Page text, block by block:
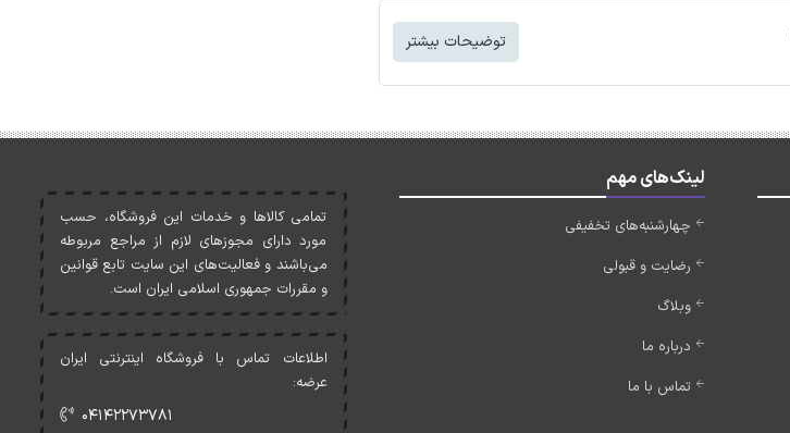
توضیحات بیشتر
لینک‌های مهم
چهارشنبه‌های تخفیفی
رضایت و قبولی
وبلاگ
درباره ما
تماس با ما
تمامی کالاها و خدمات اين فروشگاه، حسب
مورد دارای مجوزهای لازم از مراجع مربوطه
می‌باشند و فعاليت‌های اين سايت تابع قوانين
و مقررات جمهوری اسلامی ايران است.
اطلاعات تماس با فروشگاه اینترنتی ایران
عرضه:
۰۴۱۴۲۲۷۳۷۸۱